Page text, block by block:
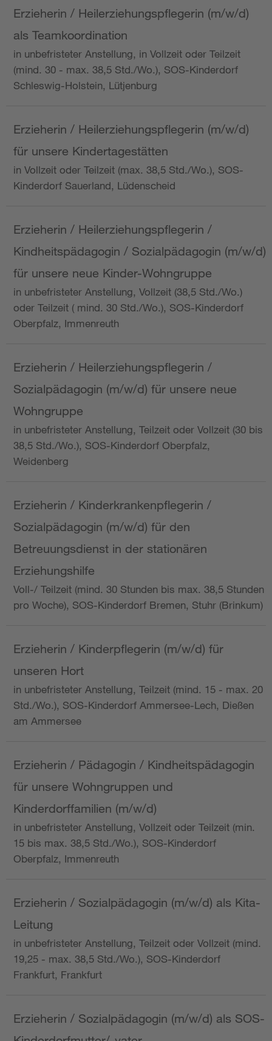
Erzieherin / Heilerziehungspflegerin (m/w/d)
als Teamkoordination
in unbefristeter Anstellung, in Vollzeit oder Teilzeit
(mind. 30 - max. 38,5 Std./Wo.), SOS-Kinderdorf
Schleswig-Holstein, Lütjenburg
Erzieherin / Heilerziehungspflegerin (m/w/d)
für unsere Kindertagestätten
in Vollzeit oder Teilzeit (max. 38,5 Std./Wo.), SOS-
Kinderdorf Sauerland, Lüdenscheid
Erzieherin / Heilerziehungspflegerin /
Kindheitspädagogin / Sozialpädagogin (m/w/d)
für unsere neue Kinder-Wohngruppe
in unbefristeter Anstellung, Vollzeit (38,5 Std./Wo.)
oder Teilzeit ( mind. 30 Std./Wo.), SOS-Kinderdorf
Oberpfalz, Immenreuth
Erzieherin / Heilerziehungspflegerin /
Sozialpädagogin (m/w/d) für unsere neue
Wohngruppe
in unbefristeter Anstellung, Teilzeit oder Vollzeit (30 bis
38,5 Std./Wo.), SOS-Kinderdorf Oberpfalz,
Weidenberg
Erzieherin / Kinderkrankenpflegerin /
Sozialpädagogin (m/w/d) für den
Betreuungsdienst in der stationären
Erziehungshilfe
Voll-/ Teilzeit (mind. 30 Stunden bis max. 38,5 Stunden
pro Woche), SOS-Kinderdorf Bremen, Stuhr (Brinkum)
Erzieherin / Kinderpflegerin (m/w/d) für
unseren Hort
in unbefristeter Anstellung, Teilzeit (mind. 15 - max. 20
Std./Wo.), SOS-Kinderdorf Ammersee-Lech, Dießen
am Ammersee
Erzieherin / Pädagogin / Kindheitspädagogin
für unsere Wohngruppen und
Kinderdorffamilien (m/w/d)
in unbefristeter Anstellung, Vollzeit oder Teilzeit (min.
15 bis max. 38,5 Std./Wo.), SOS-Kinderdorf
Oberpfalz, Immenreuth
Erzieherin / Sozialpädagogin (m/w/d) als Kita-
Leitung
in unbefristeter Anstellung, Teilzeit oder Vollzeit (mind.
19,25 - max. 38,5 Std./Wo.), SOS-Kinderdorf
Frankfurt, Frankfurt
Erzieherin / Sozialpädagogin (m/w/d) als SOS-